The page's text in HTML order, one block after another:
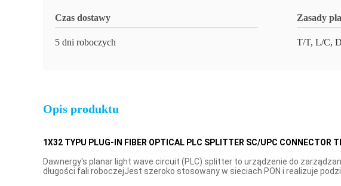
Czas dostawy
5 dni roboczych
Zasady
T/T, L/C,
Opis produktu
1X32 TYPU PLUG-IN FIBER OPTICAL PLC SPLITTER SC/UPC
Dawnergy's planar light wave circuit (PLC) splitter to urządzenie do
długości fali roboczejJest szeroko stosowany w sieciach PON i realizuje